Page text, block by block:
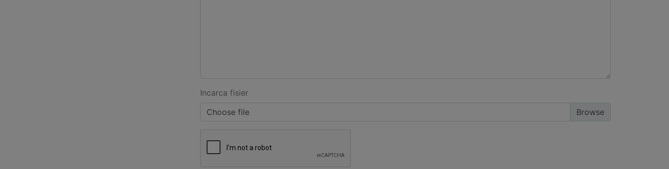
Incarca fisier
Choose file